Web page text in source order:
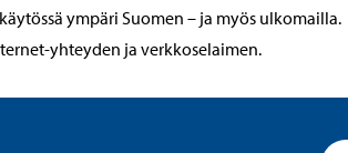
ympäri Suomen – ja myös ulkomailla.
yhteyden ja verkkoselaimen.